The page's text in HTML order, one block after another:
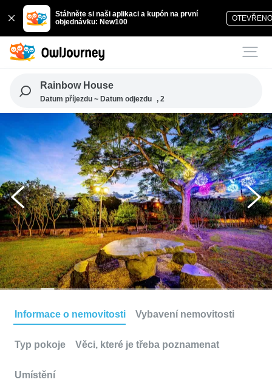
Stáhněte si naši aplikaci a kupón na první
objednávku: New100
Rainbow House
Datum příjezdu ~ Datum odjezdu , 2
Informace o nemovitosti Vybavení nemovitosti
Typ pokoje Věci, které je třeba poznamenat
Umístění